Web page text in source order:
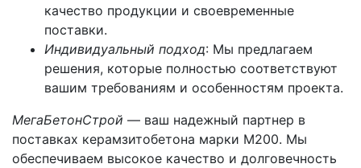
качество продукции и своевременные
поставки.
Индивидуальный подход: Мы предлагаем
решения, которые полностью соответствуют
вашим требованиям и особенностям проекта.
МегаБетонСтрой — ваш надежный партнер в
поставках керамзитобетона марки М200. Мы
обеспечиваем высокое качество и долговечность